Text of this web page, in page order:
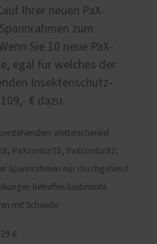
Ihrer neuen PaX-
zum
Sie 10 neue PaX-
egal für welches der
Insektenschutz-
€ dazu.
Wetterschenkel
PaXcontur78, PaXcontur92,
Spannrahmen nur durchgehend
betreffen bestimmte
mit Schwelle.
€